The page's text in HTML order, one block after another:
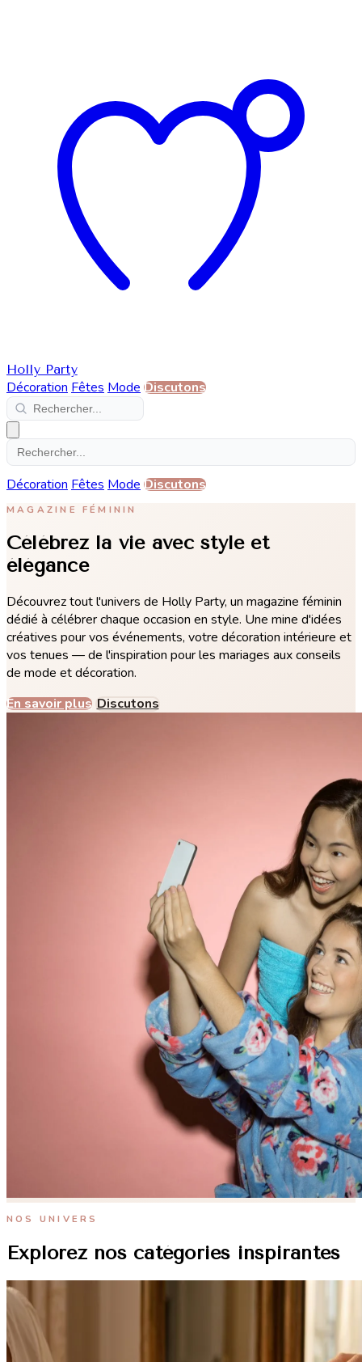
Holly Party
Décoration Fêtes Mode Discutons
Décoration Fêtes Mode Discutons
MAGAZINE FÉMININ
Célébrez la vie avec style et
élégance
Découvrez tout l'univers de Holly Party, un magazine féminin
dédié à célébrer chaque occasion en style. Une mine d'idées
créatives pour vos événements, votre décoration intérieure et
vos tenues — de l'inspiration pour les mariages aux conseils
de mode et décoration.
En savoir plus Discutons
NOS UNIVERS
Explorez nos catégories inspirantes